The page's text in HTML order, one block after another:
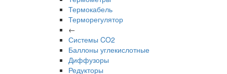
Термокабель
Терморегулятор
←
Системы CO2
Баллоны углекислотные
Диффузоры
Редукторы